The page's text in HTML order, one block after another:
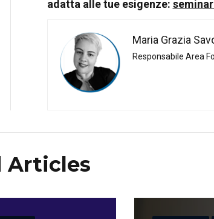
adatta alle tue esigenze:
Maria Grazia
Responsabile Area
Articles